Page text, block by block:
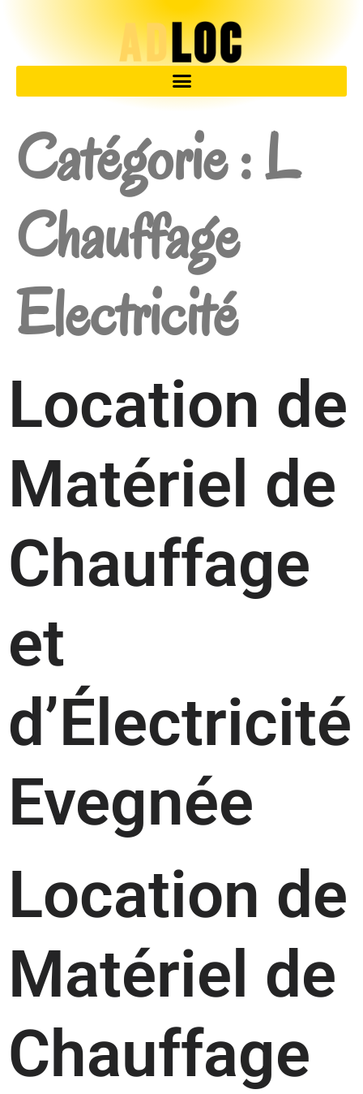
Catégorie :L
Chauffage
Electricité
Location de
Matériel de
Chauffage
et
d’Électricité
Evegnée
Location de
Matériel de
Chauffage